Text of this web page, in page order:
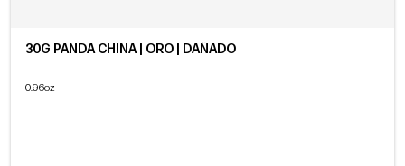
30G PANDA CHINA | ORO | DAÑADO
0.96oz